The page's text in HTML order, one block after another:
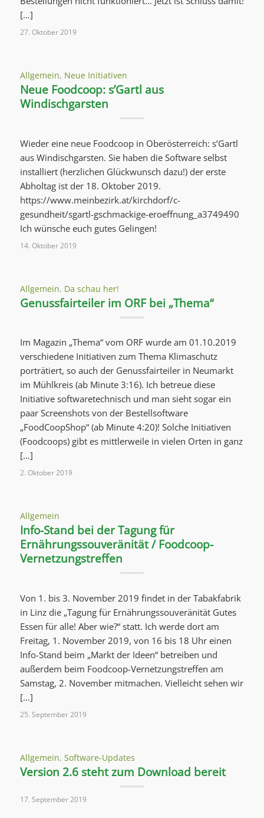
[…]
27. Oktober 2019
Allgemein, Neue Initiativen
Neue Foodcoop: s’Gartl aus
Windischgarsten
Wieder eine neue Foodcoop in Oberösterreich: s’Gartl
aus Windischgarsten. Sie haben die Software selbst
installiert (herzlichen Glückwunsch dazu!) der erste
Abholtag ist der 18. Oktober 2019.
https://www.meinbezirk.at/kirchdorf/c-
gesundheit/sgartl-gschmackige-eroeffnung_a3749490
Ich wünsche euch gutes Gelingen!
14. Oktober 2019
Allgemein, Da schau her!
Genussfairteiler im ORF bei „Thema“
Im Magazin „Thema“ vom ORF wurde am 01.10.2019
verschiedene Initiativen zum Thema Klimaschutz
porträtiert, so auch der Genussfairteiler in Neumarkt
im Mühlkreis (ab Minute 3:16). Ich betreue diese
Initiative softwaretechnisch und man sieht sogar ein
paar Screenshots von der Bestellsoftware
„FoodCoopShop“ (ab Minute 4:20)! Solche Initiativen
(Foodcoops) gibt es mittlerweile in vielen Orten in ganz
[…]
2. Oktober 2019
Allgemein
Info-Stand bei der Tagung für
Ernährungssouveränität / Foodcoop-
Vernetzungstreffen
Von 1. bis 3. November 2019 findet in der Tabakfabrik
in Linz die „Tagung für Ernährungssouveränität Gutes
Essen für alle! Aber wie?“ statt. Ich werde dort am
Freitag, 1. November 2019, von 16 bis 18 Uhr einen
Info-Stand beim „Markt der Ideen“ betreiben und
außerdem beim Foodcoop-Vernetzungstreffen am
Samstag, 2. November mitmachen. Vielleicht sehen wir
[…]
25. September 2019
Allgemein, Software-Updates
Version 2.6 steht zum Download bereit
17. September 2019